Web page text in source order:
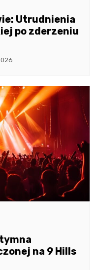
Utrudnienia
po zderzeniu
na 9 Hills